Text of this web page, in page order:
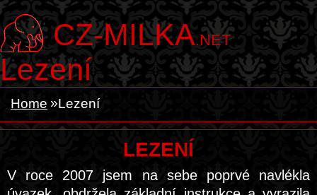
CZ-MILKA.NET
Lezení
Home Lezení
LEZENÍ
V roce 2007 jsem na sebe poprvé navlékla